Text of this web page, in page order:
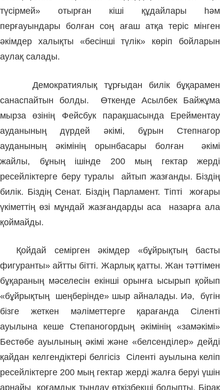
түсірмей» отырған кіші құдайлары һәм
перғауындары болған соң ағаш атқа теріс мінген
әкімдер халықты «бесінші түлік» көріп бойларын
аулақ салады.
Демократиялық тұрғыдан билік бұқарамен
санаспайтын болды. Өткенде Асылбек Байжұма
мырза өзінің Фейсбук парақшасында Ерейментау
ауданының дүрдей әкімі, бұрын Степнагор
ауданының әкімінің орынбасары болған әкімі
жайлы, бұның ішінде 200 мың гектар жерді
ресейліктерге беру туралы айтып жазғанды. Біздің
билік. Біздің Сенат. Біздің Парламент. Тіпті жоғары
үкіметтің өзі мұндай жазғандарды аса назарға ала
қоймайды.
Қойдай семірген әкімдер «бұйрықтың басты
фигуранты» айтты бітті. Жарлық қатты. Жан тәттімен
бұқараның мәселесін екінші орынға ысырып қойып
«бұйрықтың шеңберінде» шыр айналады. Иә, бүгін
бізге жеткен мәліметтерге қарағанда Сіленті
ауылына кеше Степаногордың әкімінің «замәкімі»
Бестөбе ауылының әкімі және «белсенділер» дейді
қайдан келгендіктері белгісіз Сіленті ауылына келіп
ресейліктерге 200 мың гектар жерді жалға беруі үшін
арнайы қоғамдық тыңдау өткізбекші болыпты. Бірақ